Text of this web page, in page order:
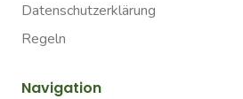
Datenschutzerklärung
Regeln
Navigation